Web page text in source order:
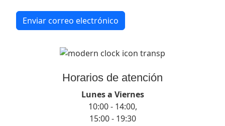
Captcha *
Enviar correo electrónico
Horarios de atención
Lunes a Viernes
10:00 - 14:00,
15:00 - 19:30